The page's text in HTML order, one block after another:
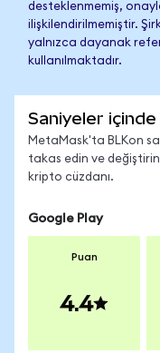
desteklenmemiş,
ilişkilendirilmemiştir.
yalnızca dayanak
kullanılmaktadır.
Saniyeler
MetaMask'ta BLKon
takas edin ve
kripto cüzdanı.
Google Play
Puan
4.4